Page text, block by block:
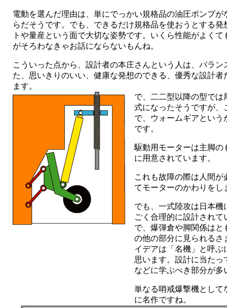
電動を選んだ理由は、単にでっかい規格品の油圧ポンプが
らだそうです。でも、できるだけ規格品を使おうとする発
トや量産という面で大切な姿勢です。いくら性能がよくて
がそろわなきゃお話にならないもんね。
こういった点から、設計者の本庄さんという人は、バラン
た、思いきりのいい、健康な発想のできる、優秀な設計者
ます。
で、二二型以降の型では
式になったそうですが、
で、ウォームギアという
です。
駆動用モーターは主脚の
に用意されています。
これも故障の際は人間が
てモーターのかわりをし
でも、一式陸攻は日本機
ごく合理的に設計されて
で、爆弾倉や脚関係はと
の他の部分に見られるさ
イデアは「名機」と呼ぶ
思います。設計に当たっ
などに学ぶべき部分が多
単なる哨戒爆撃機として
に名作ですね。